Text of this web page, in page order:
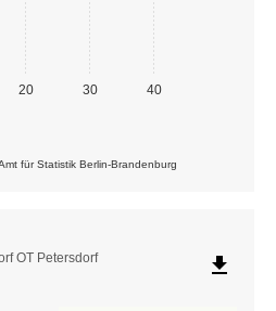
20 30 40
für Statistik Berlin-Brandenburg
OT Petersdorf
file_download